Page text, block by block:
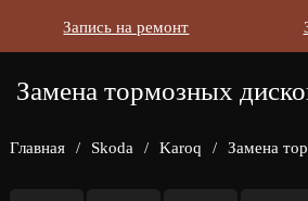
Запись на ремонт
Замена тормозных
Главная / Skoda / Karoq / Замена